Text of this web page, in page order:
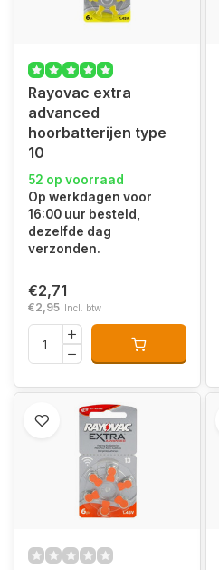
Rayovac extra
advanced
hoorbatterijen type
10
52 op voorraad
Op werkdagen voor
16:00 uur besteld,
dezelfde dag
verzonden.
€2,71
€2,95 Incl. btw